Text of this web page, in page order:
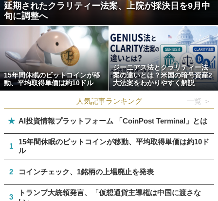
延期されたクラリティー法案、上院が採決日を9月中
旬に調整へ
15年間休眠のビットコインが移
動、平均取得単価は約10ドル
ジーニアス法とクラリティー法
案の違いとは？米国の暗号資産2
大法案をわかりやすく解説
人気記事ランキング 一覧 ＞
★ AI投資情報プラットフォーム 「CoinPost Terminal」とは
1
15年間休眠のビットコインが移動、平均取得単価は約10ド
ル
2 コインチェック、1銘柄の上場廃止を発表
3
トランプ大統領発言、「仮想通貨主導権は中国に渡さな